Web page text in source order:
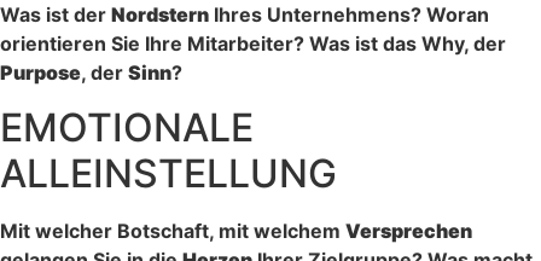
Was ist der Nordstern Ihres Unternehmens? Woran
orientieren Sie Ihre Mitarbeiter? Was ist das Why, der
Purpose, der Sinn?
EMOTIONALE
ALLEINSTELLUNG
Mit welcher Botschaft, mit welchem Versprechen